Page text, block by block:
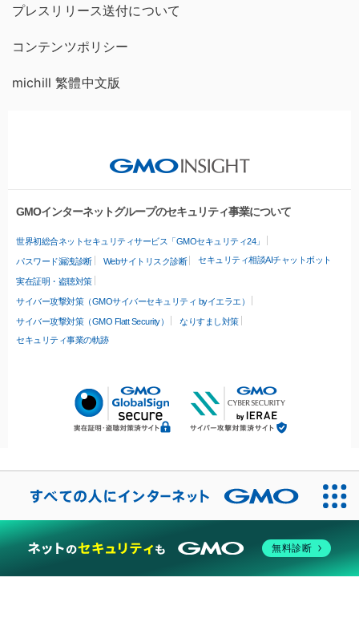
プレスリリース送付について
コンテンツポリシー
michill 繁體中文版
GMOインターネットグループのセキュリティ事業について
世界初総合ネットセキュリティサービス「GMOセキュリティ24」
パスワード漏洩診断 Webサイトリスク診断 セキュリティ相談AIチャットボット
実在証明・盗聴対策
サイバー攻撃対策（GMOサイバーセキュリティ byイエラエ）
サイバー攻撃対策（GMO Flatt Security）
なりすまし対策
セキュリティ事業の軌跡
無料診断